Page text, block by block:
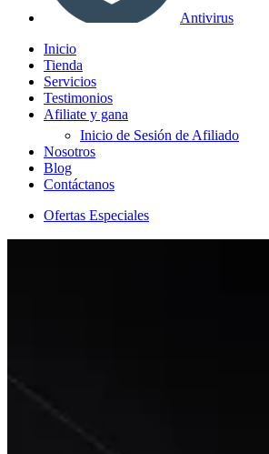
Antivirus
Inicio
Tienda
Servicios
Testimonios
Afiliate y gana
Inicio de Sesión de Afiliado
Nosotros
Blog
Contáctanos
Ofertas Especiales